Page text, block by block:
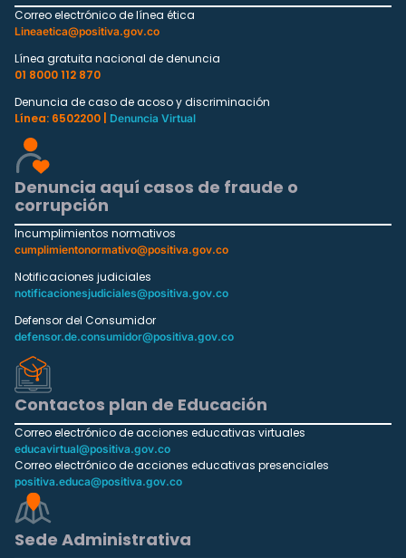
Correo electrónico de línea ética
Lineaetica@positiva.gov.co
Línea gratuita nacional de denuncia
01 8000 112 870
Denuncia de caso de acoso y discriminación
Línea: 6502200 |
Denuncia Virtual
Denuncia aquí casos de fraude o
corrupción
Incumplimientos normativos
cumplimientonormativo@positiva.gov.co
Notificaciones judiciales
notificacionesjudiciales@positiva.gov.co
Defensor del Consumidor
defensor.de.consumidor@positiva.gov.co
Contactos plan de Educación
Correo electrónico de acciones educativas virtuales
educavirtual@positiva.gov.co
Correo electrónico de acciones educativas presenciales
positiva.educa@positiva.gov.co
Sede Administrativa